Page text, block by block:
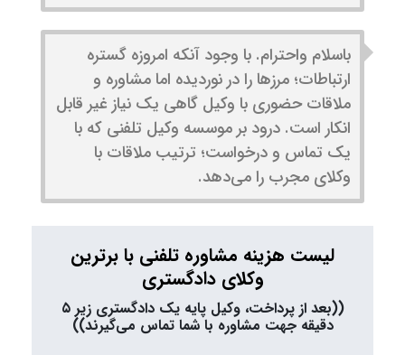
باسلام واحترام. با وجود آنکه امروزه گستره
ارتباطات‌؛ مرزها را در نوردیده اما مشاوره و
ملاقات حضوری با وکیل گاهی یک نیاز غیر قابل
انکار است. درود بر موسسه وکیل تلفنی که با
یک تماس و درخواست؛ ترتیب ملاقات با
وکلای مجرب را می‌دهد.
لیست هزینه مشاوره تلفنی با برترین
وکلای دادگستری
((بعد از پرداخت، وکیل پایه یک دادگستری زیر ۵
دقیقه جهت مشاوره با شما تماس می‌گیرند))